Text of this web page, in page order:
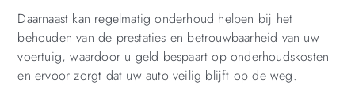
Daarnaast kan regelmatig onderhoud helpen bij het
behouden van de prestaties en betrouwbaarheid van uw
voertuig, waardoor u geld bespaart op onderhoudskosten
en ervoor zorgt dat uw auto veilig blijft op de weg.